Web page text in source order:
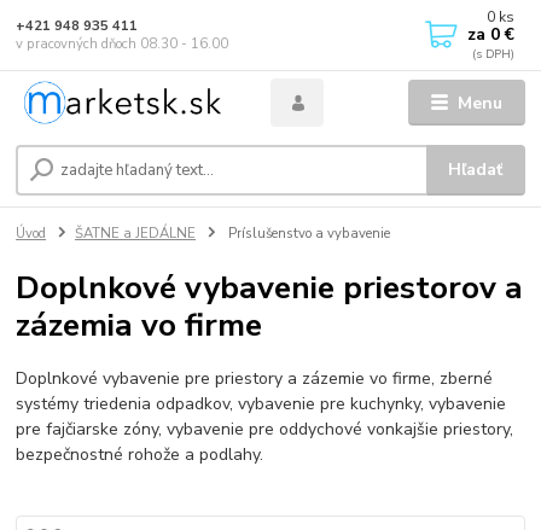
Menu
Hľadať
+421 948 935 411
v pracovných dňoch 08.30 - 16.00
0 ks
za 0 €
Úvod ŠATNE a JEDÁLNE Príslušenstvo a vybavenie
Doplnkové vybavenie priestorov a
zázemia vo firme
Doplnkové vybavenie pre priestory a zázemie vo firme, zberné
systémy triedenia odpadkov, vybavenie pre kuchynky, vybavenie
pre fajčiarske zóny, vybavenie pre oddychové vonkajšie priestory,
bezpečnostné rohože a podlahy.